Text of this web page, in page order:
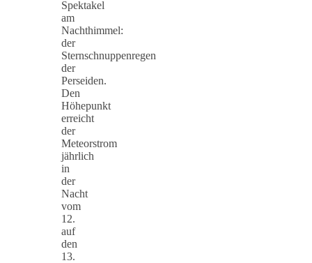
Spektakel
am
Nachthimmel:
der
Sternschnuppenregen
der
Perseiden.
Den
Höhepunkt
erreicht
der
Meteorstrom
jährlich
in
der
Nacht
vom
12.
auf
den
13.